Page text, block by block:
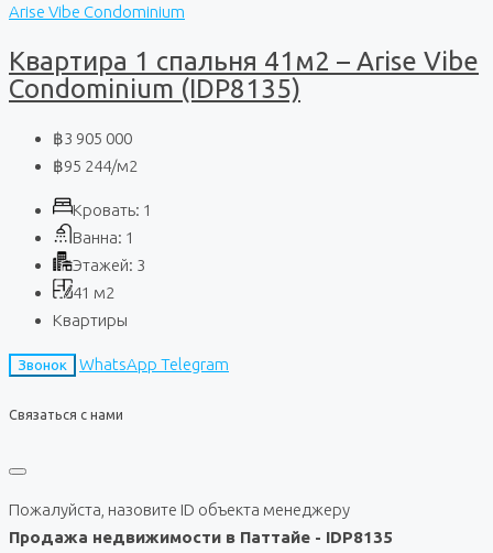
Arise Vibe Condominium
Квартира 1 спальня 41м2 – Arise Vibe
Condominium (IDP8135)
฿3 905 000
฿95 244/м2
Кровать: 1
Ванна: 1
Этажей: 3
41 м2
Квартиры
Звонок WhatsApp Telegram
Связаться с нами
Пожалуйста, назовите ID объекта менеджеру
Продажа недвижимости в Паттайе - IDP8135